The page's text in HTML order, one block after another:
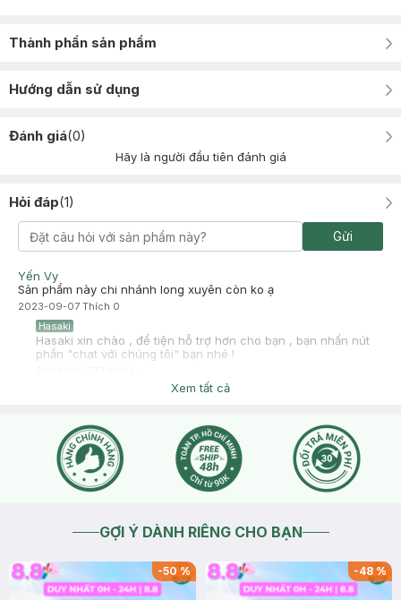
Thành phần sản phẩm
Hướng dẫn sử dụng
Đánh giá(0)
Hãy là người đầu tiên đánh giá
Hỏi đáp(1)
Gửi
Yến Vy
Sản phẩm này chi nhánh long xuyên còn ko ạ
2023-09-07 Thích 0
Hasaki
Hasaki xin chào , để tiện hỗ trợ hơn cho bạn , bạn nhấn nút
phần "chat với chúng tôi" bạn nhé !
Xem tất cả
GỢI Ý DÀNH RIÊNG CHO BẠN
-50% -48%